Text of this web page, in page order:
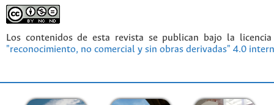
Los contenidos de esta revista se publican bajo la
"reconocimiento, no comercial y sin obras derivadas" 4.0